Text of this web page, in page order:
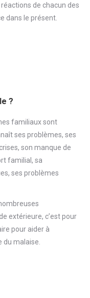
de chacun des
dans le présent.
?
familiaux sont
ses problèmes, ses
son manque de
familial, sa
ses problèmes
extérieure, c’est pour
pour aider à
du malaise.